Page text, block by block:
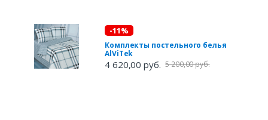
-11%
Комплекты постельного белья
AlViTek
4 620,00 руб. 5 200,00 руб.